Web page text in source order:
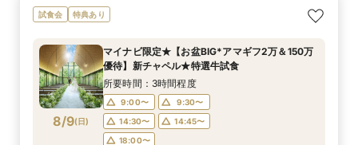
試食会 特典あり
8/9(日)
マイナビ限定★【お盆BIG*アマギフ2万＆150万
優待】新チャペル★特選牛試食
所要時間：3時間程度
9:00〜
9:30〜
14:30〜
14:45〜
18:00〜